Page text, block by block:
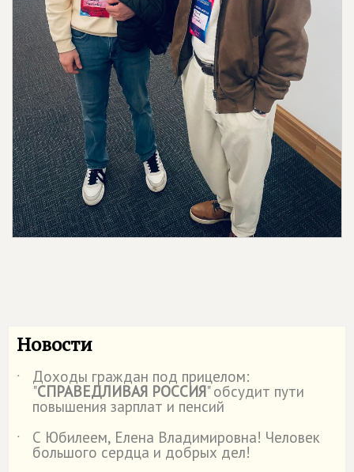
Новости
˙ Доходы граждан под прицелом:
"СПРАВЕДЛИВАЯ РОССИЯ" обсудит пути
повышения зарплат и пенсий
˙
С Юбилеем, Елена Владимировна! Человек
большого сердца и добрых дел!